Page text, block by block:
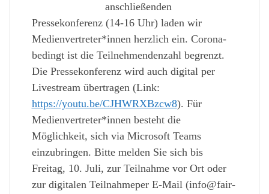
anschließenden
Pressekonferenz (14-16 Uhr) laden wir
Medienvertreter*innen herzlich ein. Corona-
bedingt ist die Teilnehmendenzahl begrenzt.
Die Pressekonferenz wird auch digital per
Livestream übertragen (Link:
https://youtu.be/CJHWRXBzcw8). Für
Medienvertreter*innen besteht die
Möglichkeit, sich via Microsoft Teams
einzubringen. Bitte melden Sie sich bis
Freitag, 10. Juli, zur Teilnahme vor Ort oder
zur digitalen Teilnahmeper E-Mail (info@fair-